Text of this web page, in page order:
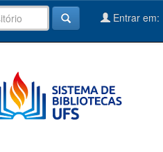
Entrar em: